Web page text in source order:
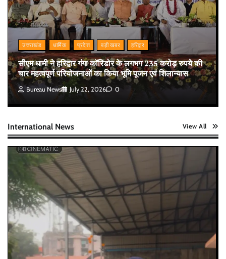
उत्तराखंड धार्मिक प्रदेश बड़ी खबर हरिद्वार
सीएम धामी ने हरिद्वार गंगा कॉरिडोर के लगभग 235 करोड़ रुपये की
चार महत्वपूर्ण परियोजनाओं का किया भूमि पूजन एवं शिलान्यास
Bureau News July 22, 2026 0
International News View All